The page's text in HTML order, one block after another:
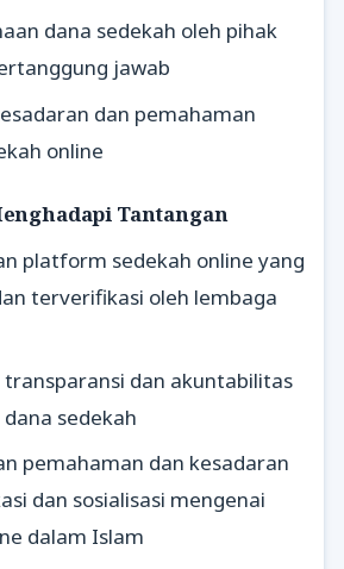
dana sedekah oleh pihak
jawab
dan pemahaman
online
Tantangan
platform sedekah online yang
terverifikasi oleh lembaga
dan akuntabilitas
sedekah
pemahaman dan kesadaran
dan sosialisasi mengenai
dalam Islam